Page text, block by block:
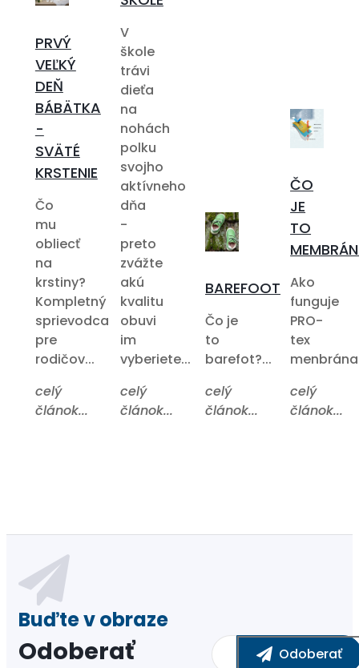
PRVÝ
VEĽKÝ
DEŇ
BÁBÄTKA
-
SVÄTÉ
KRSTENIE
Čo
mu
obliecť
na
krstiny?
Kompletný
sprievodca
pre
rodičov...
celý
článok...
V
škole
trávi
dieťa
na
nohách
polku
svojho
aktívneho
dňa
-
preto
zvážte
akú
kvalitu
obuvi
im
vyberiete...
celý
článok...
BAREFOOT
Čo je
to
barefot?...
celý
článok...
ČO
JE
TO
Ako
funguje
PRO-
tex
celý
článok...
Odoberať